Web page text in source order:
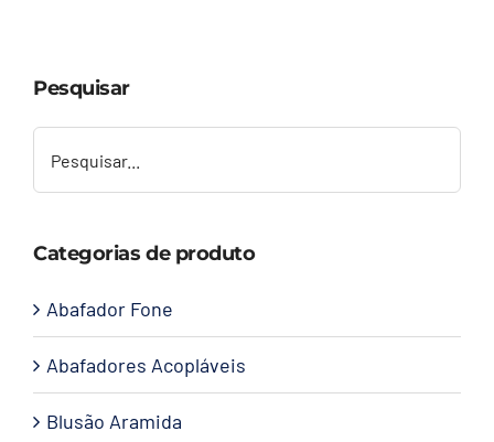
Contato
Pesquisar
Categorias de produto
Abafador Fone
Abafadores Acopláveis
Blusão Aramida